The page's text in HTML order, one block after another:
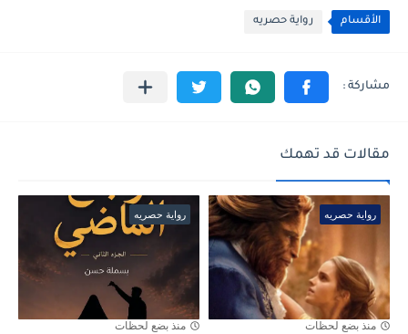
الأقسام رواية حصريه
مقالات قد تهمك
رواية حصريه
منذ بضع لحظات
رواية حصريه
منذ بضع لحظات